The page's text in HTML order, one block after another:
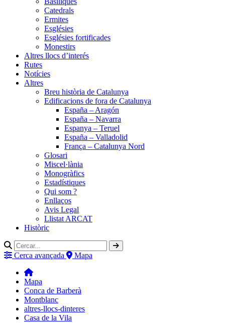
Catedrals
Ermites
Esglésies
Esglésies fortificades
Monestirs
Altres llocs d’interés
Rutes
Notícies
Altres
Breu història de Catalunya
Edificacions de fora de Catalunya
España – Aragón
España – Navarra
Espanya – Teruel
España – Valladolid
França – Catalunya Nord
Glosari
Miscel·lània
Monogràfics
Estadístiques
Qui som ?
Enllaços
Avis Legal
Llistat ARCAT
Històric
Cerca avançada Mapa
Mapa
Conca de Barberà
Montblanc
altres-llocs-dinteres
Casa de la Vila